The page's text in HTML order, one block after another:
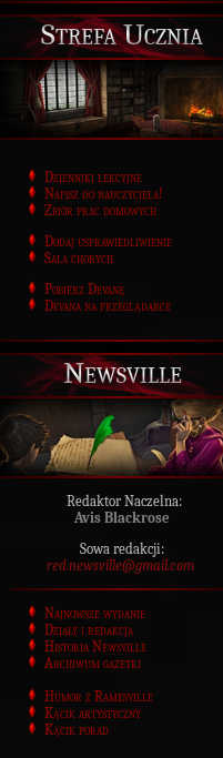
Strefa Ucznia
Dzienniki lekcyjne
Napisz do nauczyciela!
Zbiór prac domowych
Dodaj usprawiedliwienie
Sala chorych
Pobierz Devanę
Devana na przeglądarce
Newsville
Redaktor Naczelna:
Avis Blackrose
Sowa redakcji:
red.newsville@gmail.com
Najnowsze wydanie
Działy i redakcja
Historia Newsville
Archiwum gazetki
Humor z Ramesville
Kącik artystyczny
Kącik porad